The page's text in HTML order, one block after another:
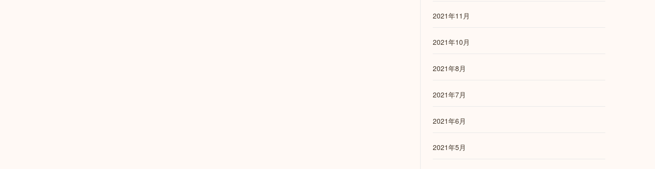
2021年11月
2021年10月
2021年8月
2021年7月
2021年6月
2021年5月